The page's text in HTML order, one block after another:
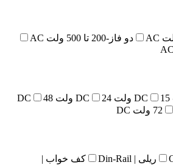
دو فاز-200 تا 500 ولت AC
15 ولت DC 24 ولت DC
48
72 ولت DC
ریلی | Din-Rail
کف خواب |